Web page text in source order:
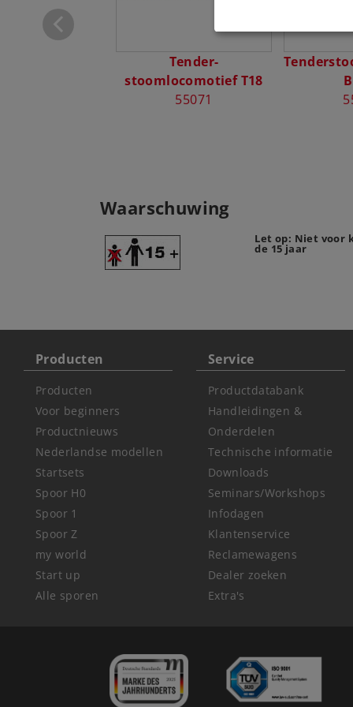
Kort
59963
Tender-
stoomlocomotief T18
55071
Waarschuwing
Let op: Niet voor
de 15 jaar
Producten
Producten
Voor beginners
Productnieuws
Nederlandse modellen
Startsets
Spoor H0
Spoor 1
Spoor Z
my world
Start up
Alle sporen
Service
Productdatabank
Handleidingen &
Onderdelen
Technische informatie
Downloads
Seminars/Workshops
Infodagen
Klantenservice
Reclamewagens
Dealer zoeken
Extra's